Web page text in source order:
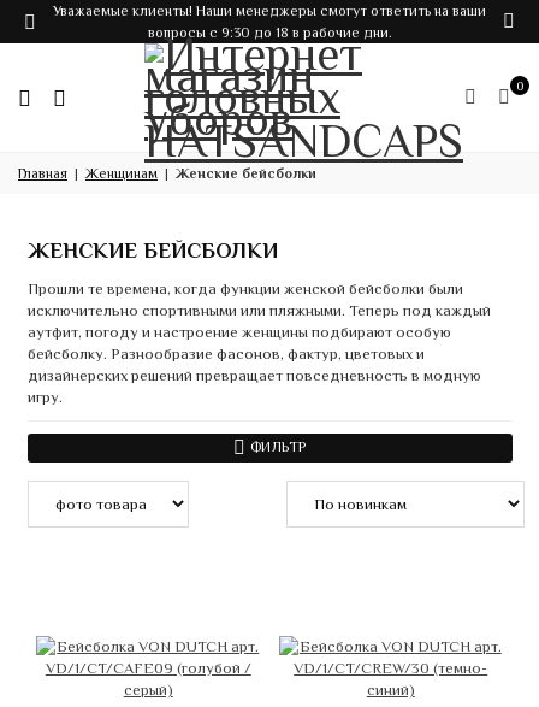
Уважаемые клиенты! Наши менеджеры смогут ответить на ваши
вопросы с 9:30 до 18 в рабочие дни.
0
Главная Женщинам Женские бейсболки
ЖЕНСКИЕ БЕЙСБОЛКИ
Прошли те времена, когда функции женской бейсболки были
исключительно спортивными или пляжными. Теперь под каждый
аутфит, погоду и настроение женщины подбирают особую
бейсболку. Разнообразие фасонов, фактур, цветовых и
дизайнерских решений превращает повседневность в модную
игру.
ФИЛЬТР